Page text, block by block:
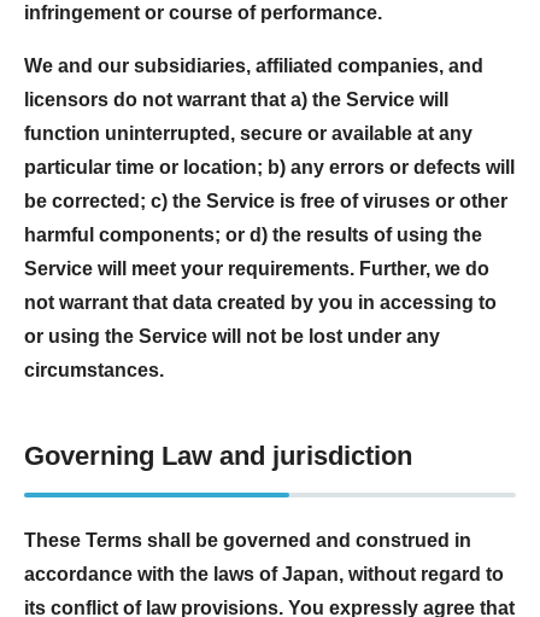
infringement or course of performance.
We and our subsidiaries, affiliated companies, and
licensors do not warrant that a) the Service will
function uninterrupted, secure or available at any
particular time or location; b) any errors or defects will
be corrected; c) the Service is free of viruses or other
harmful components; or d) the results of using the
Service will meet your requirements. Further, we do
not warrant that data created by you in accessing to
or using the Service will not be lost under any
circumstances.
Governing Law and jurisdiction
These Terms shall be governed and construed in
accordance with the laws of Japan, without regard to
its conflict of law provisions. You expressly agree that